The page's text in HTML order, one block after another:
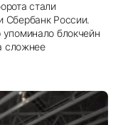
стали
Сбербанк России.
блокчейн
сложнее